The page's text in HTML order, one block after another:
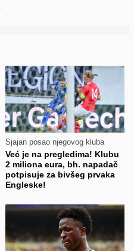
Sjajan posao njegovog kluba
Već je na pregledima! Klubu
2 miliona eura, bh. napadač
potpisuje za bivšeg prvaka
Engleske!